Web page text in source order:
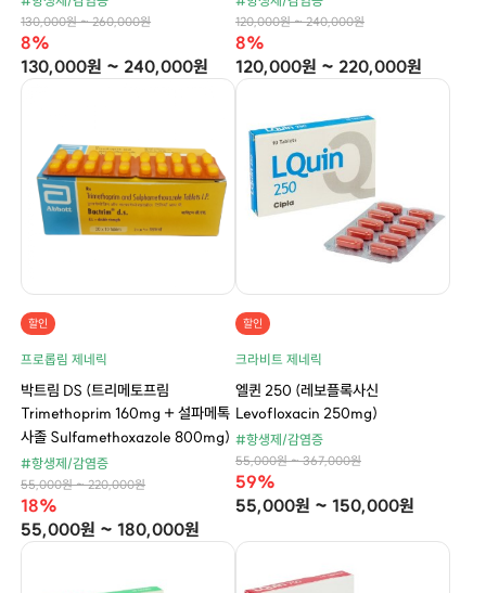
130,000원 ~ 260,000원
8%
130,000원 ~ 240,000원
120,000원 ~ 240,000원
8%
120,000원 ~ 220,000원
할인
프로롭림 제네릭
박트림 DS (트리메토프림
Trimethoprim 160mg + 설파메톡
사졸 Sulfamethoxazole 800mg)
#항생제/감염증
55,000원 ~ 220,000원
18%
55,000원 ~ 180,000원
할인
크라비트 제네릭
엘퀸 250 (레보플록사신
Levofloxacin 250mg)
#항생제/감염증
55,000원 ~ 367,000원
59%
55,000원 ~ 150,000원